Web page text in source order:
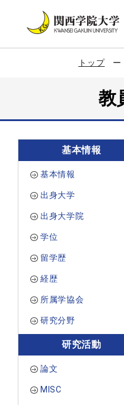
トップ
教
基本情報
基本情報
出身大学
出身大学院
学位
留学歴
経歴
所属学協会
研究分野
研究活動
論文
MISC